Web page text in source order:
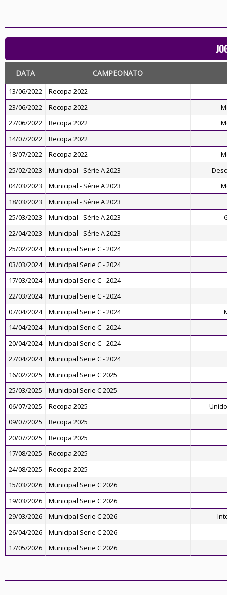
DATA CAMPEONATO
13/06/2022
Recopa 2022
23/06/2022
Recopa 2022
27/06/2022
Recopa 2022
14/07/2022
Recopa 2022
18/07/2022
Recopa 2022
25/02/2023
Municipal - Série A 2023
04/03/2023
Municipal - Série A 2023
18/03/2023
Municipal - Série A 2023
25/03/2023
Municipal - Série A 2023
22/04/2023
Municipal - Série A 2023
25/02/2024
Municipal Serie C - 2024
03/03/2024
Municipal Serie C - 2024
17/03/2024
Municipal Serie C - 2024
22/03/2024
Municipal Serie C - 2024
07/04/2024
Municipal Serie C - 2024
14/04/2024
Municipal Serie C - 2024
20/04/2024
Municipal Serie C - 2024
27/04/2024
Municipal Serie C - 2024
16/02/2025
Municipal Serie C 2025
25/03/2025
Municipal Serie C 2025
06/07/2025
Recopa 2025
09/07/2025
Recopa 2025
20/07/2025
Recopa 2025
17/08/2025
Recopa 2025
24/08/2025
Recopa 2025
15/03/2026
Municipal Serie C 2026
19/03/2026
Municipal Serie C 2026
29/03/2026
Municipal Serie C 2026
26/04/2026
Municipal Serie C 2026
17/05/2026
Municipal Serie C 2026